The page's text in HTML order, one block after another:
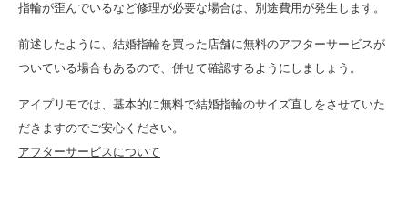
指輪が歪んでいるなど修理が必要な場合は、別途費用が発生します。
前述したように、結婚指輪を買った店舗に無料のアフターサービスが
ついている場合もあるので、併せて確認するようにしましょう。
アイプリモでは、基本的に無料で結婚指輪のサイズ直しをさせていた
だきますのでご安心ください。
アフターサービスについて